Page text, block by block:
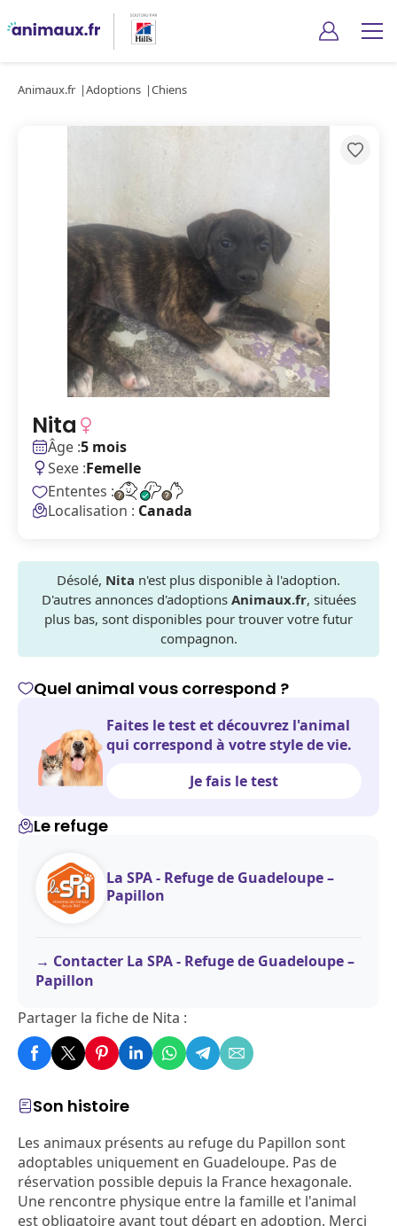
Animaux.fr Adoptions Chiens
Nita
Âge :5 mois
Sexe :Femelle
Ententes :
Localisation : Canada
Désolé, Nita n'est plus disponible à l'adoption.
D'autres annonces d'adoptions Animaux.fr, situées
plus bas, sont disponibles pour trouver votre futur
compagnon.
Son histoire
Les animaux présents au refuge du Papillon sont
adoptables uniquement en Guadeloupe. Pas de
réservation possible depuis la France hexagonale.
Une rencontre physique entre la famille et l'animal
est obligatoire avant tout départ en adoption. Merci
Quel animal vous correspond ?
Faites le test et découvrez l'animal
qui correspond à votre style de vie.
Je fais le test
Le refuge
La SPA - Refuge de Guadeloupe –
Papillon
Contacter La SPA - Refuge de Guadeloupe –
Papillon
Partager la fiche de Nita :